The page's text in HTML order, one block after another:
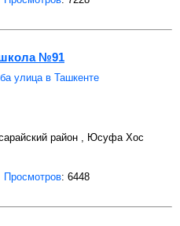
№91
улица в Ташкенте
район , Юсуфа Хос
Просмотров: 6448